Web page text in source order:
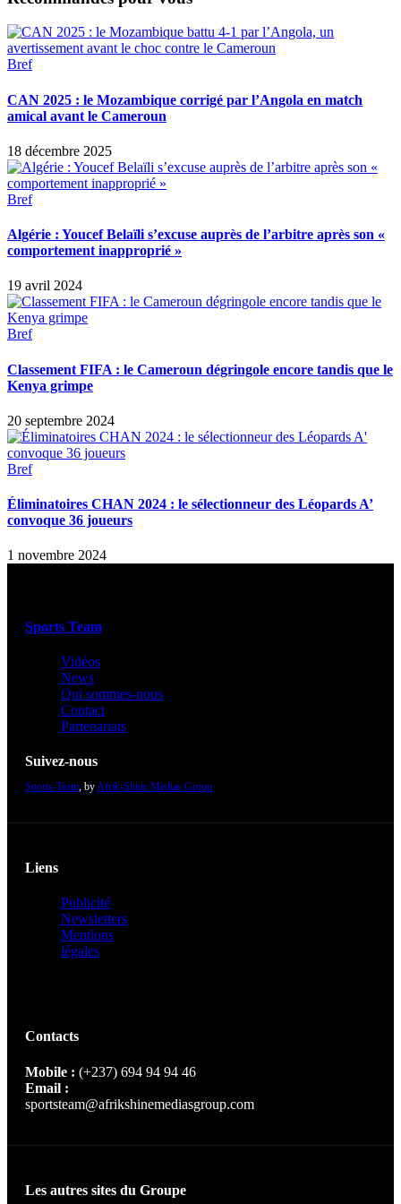
Bref
CAN 2025 : le Mozambique corrigé par l’Angola en match
amical avant le Cameroun
18 décembre 2025
Bref
Algérie : Youcef Belaïli s’excuse auprès de l’arbitre après son «
comportement inapproprié »
19 avril 2024
Bref
Classement FIFA : le Cameroun dégringole encore tandis que le
Kenya grimpe
20 septembre 2024
Bref
Éliminatoires CHAN 2024 : le sélectionneur des Léopards A’
convoque 36 joueurs
1 novembre 2024
Sports Team
Vidéos
News
Qui sommes-nous
Contact
Partenariats
Suivez-nous
Sports-Team , by Afrik-Shine Medias Group
Liens
Publicité
Newsletters
Mentions
légales
Contacts
Mobile : (+237) 694 94 94 46
Email :
sportsteam@afrikshinemediasgroup.com
Les autres sites du Groupe